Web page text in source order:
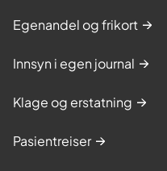
Egenandel og frikort
Innsyn i egen journal
Klage og erstatning
Pasientreiser